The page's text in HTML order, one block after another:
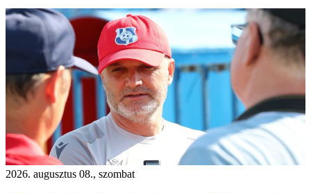
2026. augusztus 08., szombat